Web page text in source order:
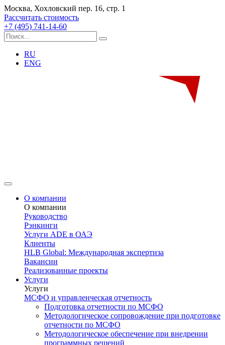
Москва, Хохловский пер. 16, стр. 1
Рассчитать стоимость
+7 (495) 741-14-60
RU
ENG
О компании
О компании
Руководство
Рэнкинги
Услуги ADE в ОАЭ
Клиенты
HLB Global: Международная экспертиза
Вакансии
Реализованные проекты
Услуги
Услуги
МСФО и управленческая отчетность
Подготовка отчетности по МСФО
Методологическое сопровождение при подготовке
отчетности по МСФО
Методологическое обеспечение при внедрении
программных решений